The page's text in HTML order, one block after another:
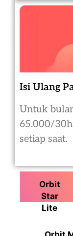
Isi Ulang
Untuk
65.000/
setiap saat.
Orbit
Star
Lite